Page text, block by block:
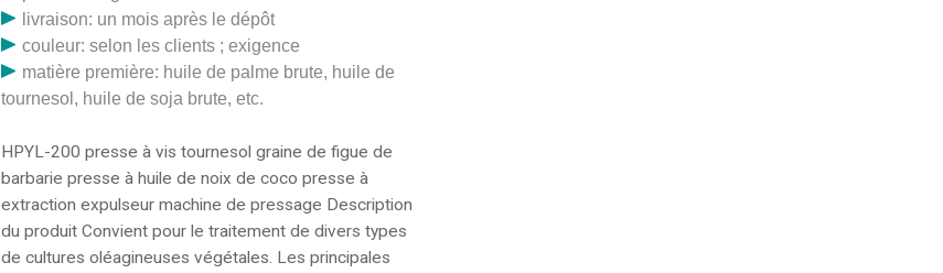
livraison: un mois après le dépôt
couleur: selon les clients ; exigence
matière première: huile de palme brute, huile de
tournesol, huile de soja brute, etc.
HPYL-200 presse à vis tournesol graine de figue de
barbarie presse à huile de noix de coco presse à
extraction expulseur machine de pressage Description
du produit Convient pour le traitement de divers types
de cultures oléagineuses végétales. Les principales